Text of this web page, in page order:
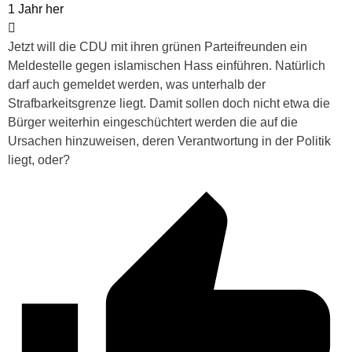
1 Jahr her
Jetzt will die CDU mit ihren grünen Parteifreunden ein
Meldestelle gegen islamischen Hass einführen. Natürlich
darf auch gemeldet werden, was unterhalb der
Strafbarkeitsgrenze liegt. Damit sollen doch nicht etwa die
Bürger weiterhin eingeschüchtert werden die auf die
Ursachen hinzuweisen, deren Verantwortung in der Politik
liegt, oder?